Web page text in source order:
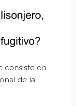
consiste en
de la